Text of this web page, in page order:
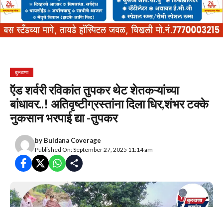
बुलढाणा
ऍड शर्वरी रविकांत तुपकर थेट शेतकऱ्यांच्या
बांधावर..! अतिवृष्टीग्रस्तांना दिला धिर,शंभर टक्के
नुकसान भरपाई द्या -तुपकर
by Buldana Coverage
Published On: September 27, 2025 11:14 am